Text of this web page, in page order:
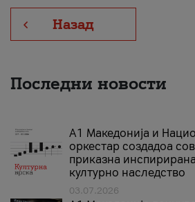
Назад
Последни новости
А1 Македонија и
оркестар создадоа
приказна
културно наследство
03.07.2026